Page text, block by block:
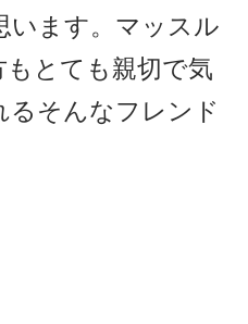
います。マッスル
とても親切で気
そんなフレンド